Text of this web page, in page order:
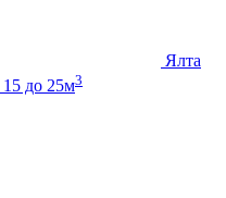
Ялта
до 25м3